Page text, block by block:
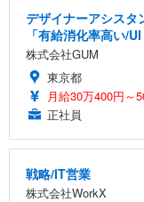
デザイナーアシスタ
「有給消化率高い/
株式会社GUM
東京都
月給30万400円～
正社員
戦略/IT営業
株式会社WorkX